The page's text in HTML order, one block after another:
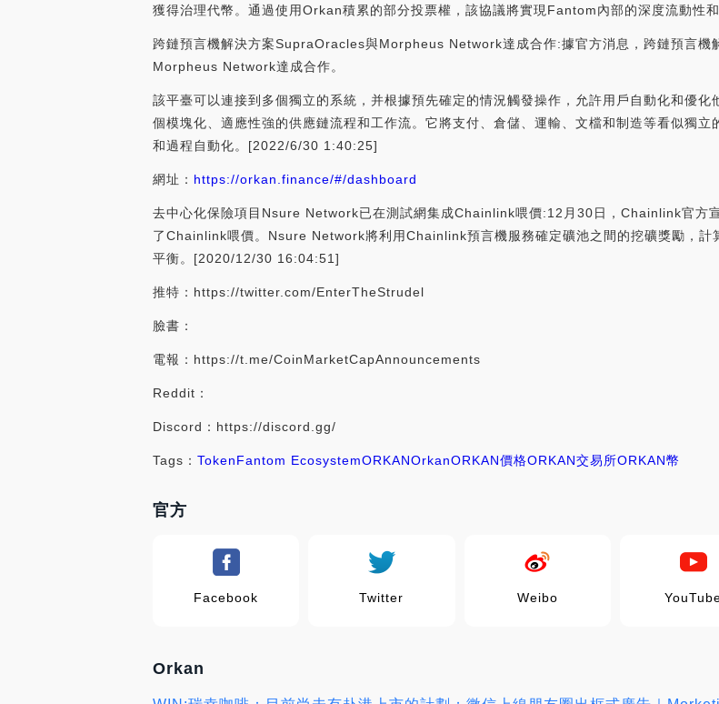
獲得治理代幣。通過使用Orkan積累的部分投票權，該協議將實現Fantom內部的深度流動性和
跨鏈預言機解決方案SupraOracles與Morpheus Network達成合作:據官方消息，跨鏈預言
Morpheus Network達成合作。
該平臺可以連接到多個獨立的系統，并根據預先確定的情況觸發操作，允許用戶自動化和優
個模塊化、適應性強的供應鏈流程和工作流。它將支付、倉儲、運輸、文檔和制造等看似獨
和過程自動化。[2022/6/30 1:40:25]
網址： https://orkan.finance/#/dashboard
去中心化保險項目Nsure Network已在測試網集成Chainlink喂價:12月30日，Chainlink官方
了Chainlink喂價。Nsure Network將利用Chainlink預言機服務確定礦池之間的挖礦獎勵，計
平衡。[2020/12/30 16:04:51]
推特：https://twitter.com/EnterTheStrudel
臉書：
電報：https://t.me/CoinMarketCapAnnouncements
Reddit：
Discord：https://discord.gg/
Tags： TokenFantom EcosystemORKANOrkanORKAN價格ORKAN交易所ORKAN幣
官方
Facebook Twitter Weibo
Orkan